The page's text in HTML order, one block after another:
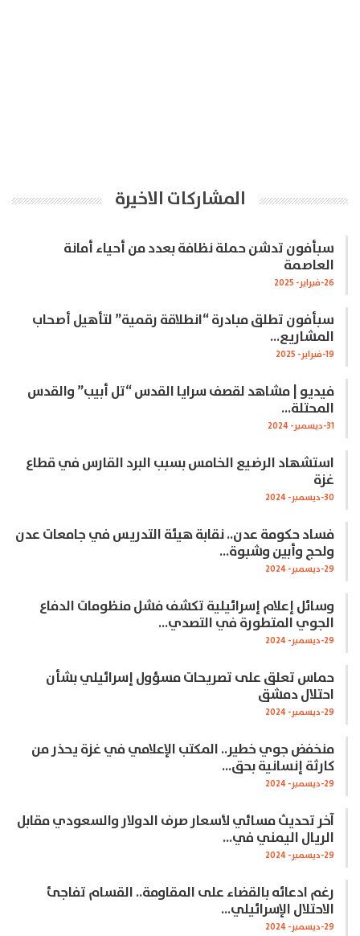
المشاركات الاخيرة
سبأفون تدشن حملة نظافة بعدد من أحياء أمانة
العاصمة
26-فبراير- 2025
سبأفون تطلق مبادرة “انطلاقة رقمية” لتأهيل أصحاب
المشاريع…
19-فبراير- 2025
فيديو | مشاهد لقصف سرايا القدس “تل أبيب” والقدس
المحتلة…
31-ديسمبر- 2024
استشهاد الرضيع الخامس بسبب البرد القارس في قطاع
غزة
30-ديسمبر- 2024
فساد حكومة عدن.. نقابة هيئة التدريس في جامعات عدن
ولحج وأبين وشبوة…
29-ديسمبر- 2024
وسائل إعلام إسرائيلية تكشف فشل منظومات الدفاع
الجوي المتطورة في التصدي…
29-ديسمبر- 2024
حماس تعلق على تصريحات مسؤول إسرائيلي بشأن
احتلال دمشق
29-ديسمبر- 2024
منخفض جوي خطير.. المكتب الإعلامي في غزة يحذر من
كارثة إنسانية بحق…
29-ديسمبر- 2024
آخر تحديث مسائي لأسعار صرف الدولار والسعودي مقابل
الريال اليمني في…
29-ديسمبر- 2024
رغم ادعائه بالقضاء على المقاومة.. القسام تفاجئ
الاحتلال الإسرائيلي…
29-ديسمبر- 2024